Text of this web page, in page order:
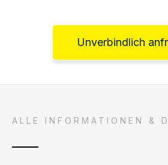
Unverbindlich
ALLE INFORMATIONEN &